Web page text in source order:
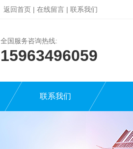
返回首页 | 在线留言 | 联系我们
全国服务咨询热线:
15963496059
联系我们